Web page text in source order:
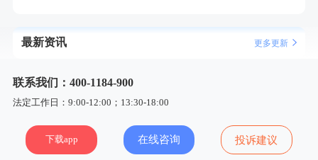
最新资讯 更多更新
联系我们：400-1184-900
法定工作日：9:00-12:00；13:30-18:00
下载app 在线咨询 投诉建议